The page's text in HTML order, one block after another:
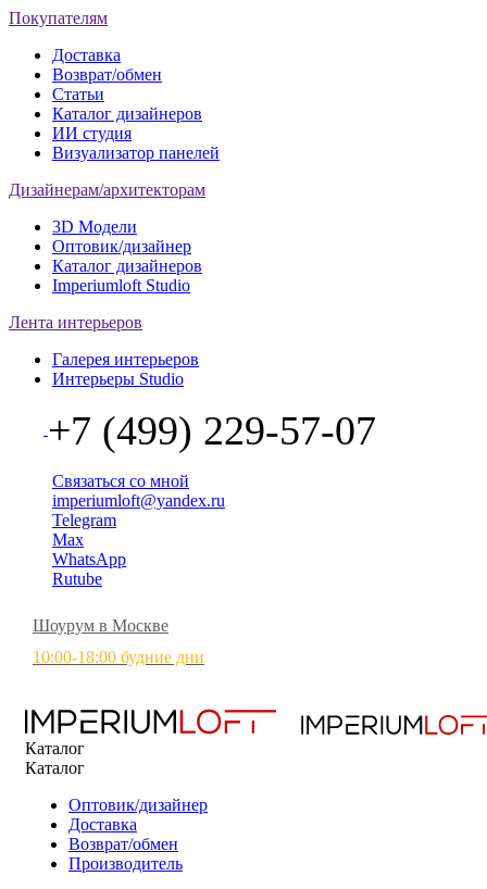
Покупателям
Доставка
Возврат/обмен
Статьи
Каталог дизайнеров
ИИ студия
Визуализатор панелей
Дизайнерам/архитекторам
3D Модели
Оптовик/дизайнер
Каталог дизайнеров
Imperiumloft Studio
Лента интерьеров
Галерея интерьеров
Интерьеры Studio
+7 (499) 229-57-07
Связаться со мной
imperiumloft@yandex.ru
Telegram
Max
WhatsApp
Rutube
Шоурум в Москве
10:00-18:00 будние дни
Каталог
Каталог
Оптовик/дизайнер
Доставка
Возврат/обмен
Производитель